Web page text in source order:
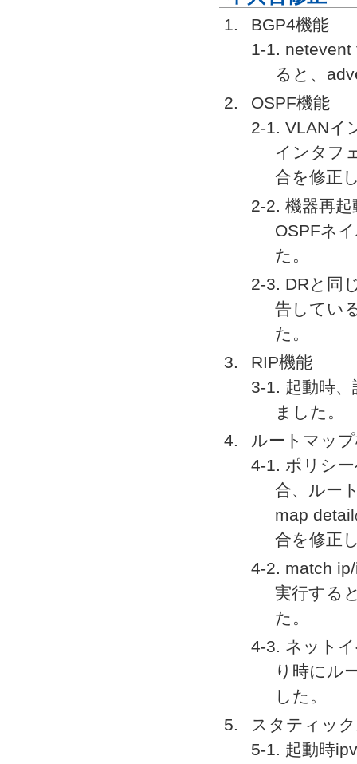
BGP4機能
1-1.
ると、
OSPF機能
2-1. VLANイ
インタフ
合を修正
2-2. 機器再
OSPFネ
た。
2-3. DRと同
告してい
た。
RIP機能
3-1. 起動時
ました。
ルートマッ
4-1. ポリシ
合、ルー
map
合を修正
4-2. match
実行する
た。
4-3. ネット
り時にル
した。
スタティッ
5-1. 起動時